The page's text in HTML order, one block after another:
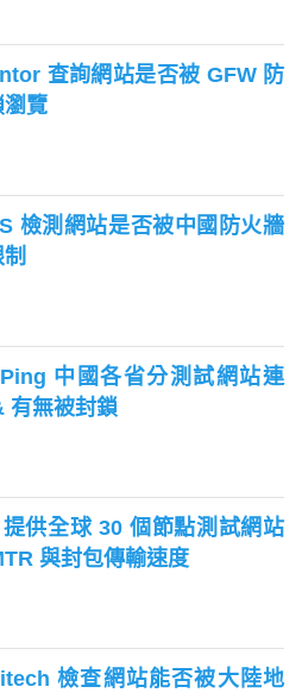
查詢網站是否被 GFW 防
瀏覽
檢測網站是否被中國防火牆
中國各省分測試網站連
有無被封鎖
供全球 30 個節點測試網站
與封包傳輸速度
檢查網站能否被大陸地